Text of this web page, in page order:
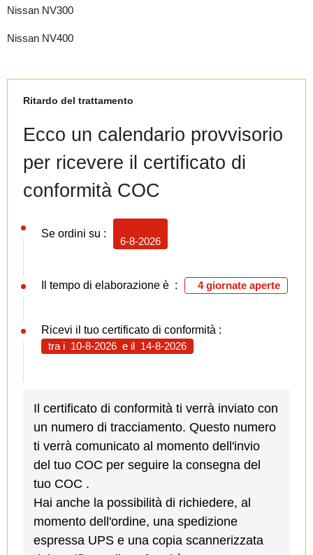
Nissan NV300
Nissan NV400
Ritardo del trattamento
Ecco un calendario provvisorio
per ricevere il certificato di
conformità COC
Se ordini su :
6-8-2026
Il tempo di elaborazione è : 4 giornate aperte
Ricevi il tuo certificato di conformità :
tra i 10-8-2026e il 14-8-2026
Il certificato di conformità ti verrà inviato con
un numero di tracciamento. Questo numero
ti verrà comunicato al momento dell'invio
del tuo COC per seguire la consegna del
tuo COC .
Hai anche la possibilità di richiedere, al
momento dell'ordine, una spedizione
espressa UPS e una copia scannerizzata